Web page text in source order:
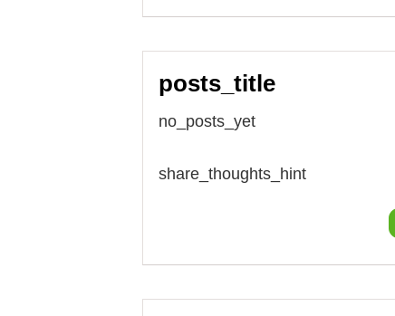
posts_title
no_posts_yet
share_thoughts_hint